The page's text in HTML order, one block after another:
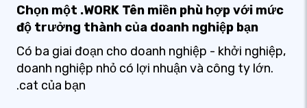
Chọn một .WORK Tên miền phù hợp với mức
độ trưởng thành của doanh nghiệp bạn
Có ba giai đoạn cho doanh nghiệp - khởi nghiệp,
doanh nghiệp nhỏ có lợi nhuận và công ty lớn.
.cat của bạn